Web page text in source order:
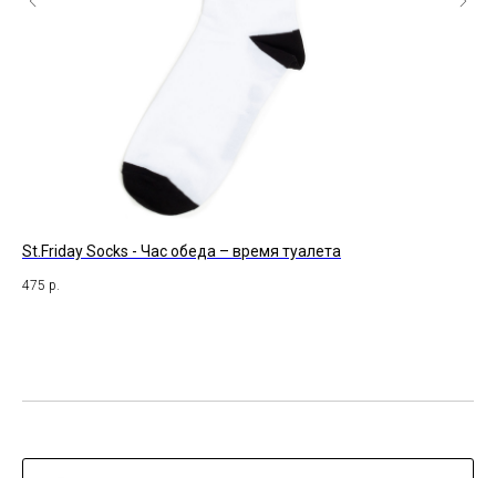
St.Friday Socks - Час обеда – время туалета
475 р.